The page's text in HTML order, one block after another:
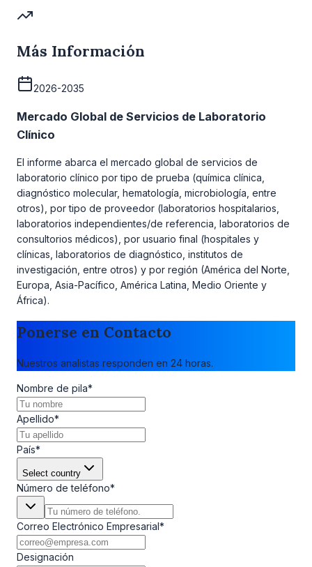
Más Información
2026-2035
Mercado Global de Servicios de Laboratorio
Clínico
El informe abarca el mercado global de servicios de
laboratorio clínico por tipo de prueba (química clínica,
diagnóstico molecular, hematología, microbiología, entre
otros), por tipo de proveedor (laboratorios hospitalarios,
laboratorios independientes/de referencia, laboratorios de
consultorios médicos), por usuario final (hospitales y
clínicas, laboratorios de diagnóstico, institutos de
investigación, entre otros) y por región (América del Norte,
Europa, Asia-Pacífico, América Latina, Medio Oriente y
África).
Ponerse en Contacto
Nuestros analistas responden en 24 horas.
Nombre de pila*
Apellido*
País*
Select country
Número de teléfono*
Correo Electrónico Empresarial*
Designación